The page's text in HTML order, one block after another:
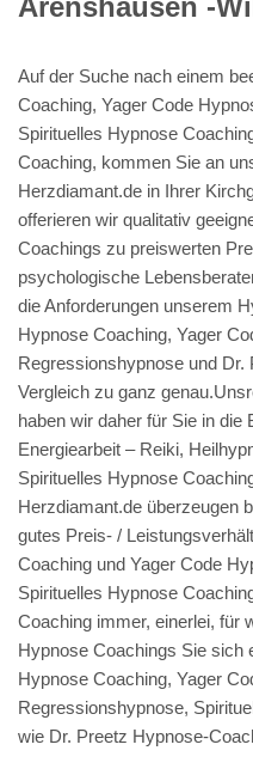
Auf der Suche nach einem
Coaching, Yager Code
Spirituelles Hypnose
Coaching, kommen Sie an
Herzdiamant.de in Ihrer
offerieren wir qualitativ
Coachings zu preiswerten
psychologische
die Anforderungen unserem
Hypnose Coaching, Yager
Regressionshypnose und
Vergleich zu ganz
haben wir daher für Sie in die
Energiearbeit – Reiki,
Spirituelles Hypnose
Herzdiamant.de überzeugen
gutes Preis- /
Coaching und Yager Code
Spirituelles Hypnose
Coaching immer, einerlei, für
Hypnose Coachings Sie sich
Hypnose Coaching, Yager
Regressionshypnose,
wie Dr. Preetz Hypnose-